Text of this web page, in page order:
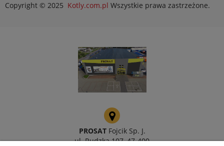
Copyright © 2025 Kotly.com.pl Wszystkie prawa zastrzeżone.
PROSATFojcik Sp. J.
ul. Rudzka 107, 47-400